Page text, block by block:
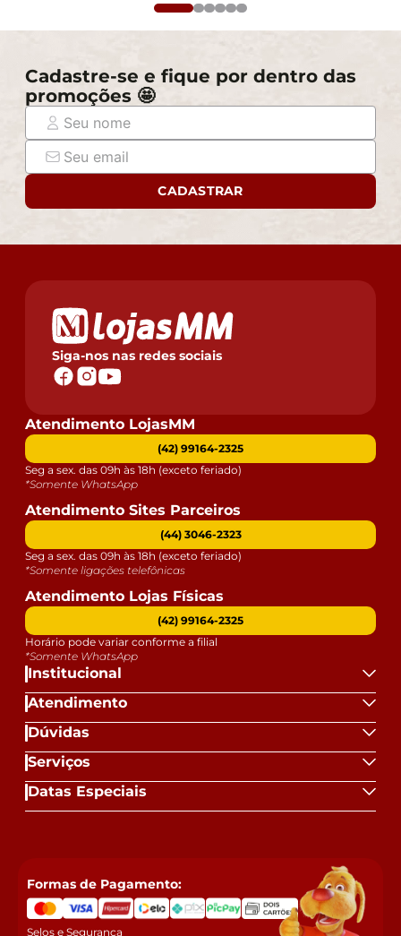
Cadastre-se e fique por dentro das
promoções 🤩
CADASTRAR
Siga-nos nas redes sociais
Institucional
Atendimento
Dúvidas
Serviços
Datas Especiais
Atendimento LojasMM
(42) 99164-2325
Seg a sex. das 09h às 18h (exceto feriado)
*Somente WhatsApp
Atendimento Sites Parceiros
(44) 3046-2323
Seg a sex. das 09h às 18h (exceto feriado)
*Somente ligações telefônicas
Atendimento Lojas Físicas
(42) 99164-2325
Horário pode variar conforme a filial
*Somente WhatsApp
Formas de Pagamento:
Selos e Segurança